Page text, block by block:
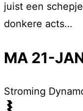
juist een
donkere acts…
MA 21-
Stroming